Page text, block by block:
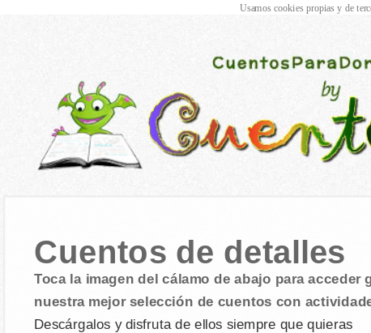
Cuentos de detalles
Toca la imagen del cálamo de abajo para acceder
nuestra mejor selección de cuentos con
Descárgalos y disfruta de ellos siempre que quieras
Usamos cookies propias y de